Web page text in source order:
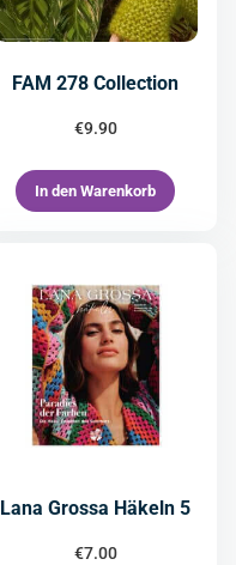
FAM 278 Collection
€9.90
In den Warenkorb
Lana Grossa Häkeln 5
€7.00